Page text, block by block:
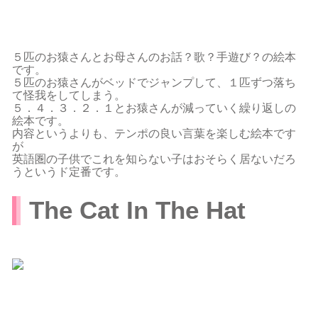
５匹のお猿さんとお母さんのお話？歌？手遊び？の絵本
です。
５匹のお猿さんがベッドでジャンプして、１匹ずつ落ち
て怪我をしてしまう。
５．４．３．２．１とお猿さんが減っていく繰り返しの
絵本です。
内容というよりも、テンポの良い言葉を楽しむ絵本です
が
英語圏の子供でこれを知らない子はおそらく居ないだろ
うというド定番です。
The Cat In The Hat